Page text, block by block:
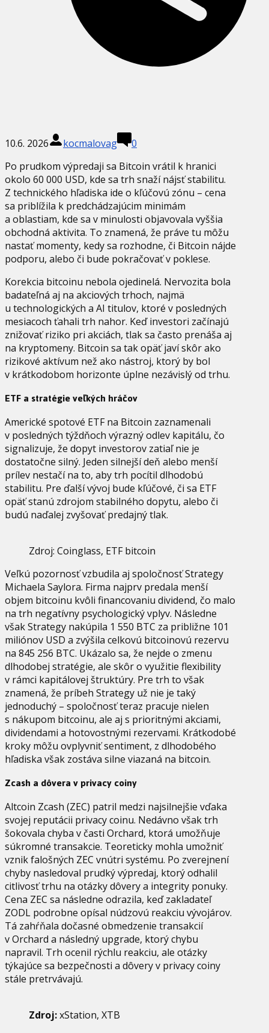
10.6. 2026 kocmalovag
0
Po prudkom výpredaji sa Bitcoin vrátil k hranici
okolo 60 000 USD, kde sa trh snaží nájsť stabilitu.
Z technického hľadiska ide o kľúčovú zónu – cena
sa priblížila k predchádzajúcim minimám
a oblastiam, kde sa v minulosti objavovala vyššia
obchodná aktivita. To znamená, že práve tu môžu
nastať momenty, kedy sa rozhodne, či Bitcoin nájde
podporu, alebo či bude pokračovať v poklese.
Korekcia bitcoinu nebola ojedinelá. Nervozita bola
badateľná aj na akciových trhoch, najmä
u technologických a AI titulov, ktoré v posledných
mesiacoch ťahali trh nahor. Keď investori začínajú
znižovať riziko pri akciách, tlak sa často prenáša aj
na kryptomeny. Bitcoin sa tak opäť javí skôr ako
rizikové aktívum než ako nástroj, ktorý by bol
v krátkodobom horizonte úplne nezávislý od trhu.
ETF a stratégie veľkých hráčov
Americké spotové ETF na Bitcoin zaznamenali
v posledných týždňoch výrazný odlev kapitálu, čo
signalizuje, že dopyt investorov zatiaľ nie je
dostatočne silný. Jeden silnejší deň alebo menší
prílev nestačí na to, aby trh pocítil dlhodobú
stabilitu. Pre ďalší vývoj bude kľúčové, či sa ETF
opäť stanú zdrojom stabilného dopytu, alebo či
budú naďalej zvyšovať predajný tlak.
Zdroj: Coinglass, ETF bitcoin
Veľkú pozornosť vzbudila aj spoločnosť Strategy
Michaela Saylora. Firma najprv predala menší
objem bitcoinu kvôli financovaniu dividend, čo malo
na trh negatívny psychologický vplyv. Následne
však Strategy nakúpila 1 550 BTC za približne 101
miliónov USD a zvýšila celkovú bitcoinovú rezervu
na 845 256 BTC. Ukázalo sa, že nejde o zmenu
dlhodobej stratégie, ale skôr o využitie flexibility
v rámci kapitálovej štruktúry. Pre trh to však
znamená, že príbeh Strategy už nie je taký
jednoduchý – spoločnosť teraz pracuje nielen
s nákupom bitcoinu, ale aj s prioritnými akciami,
dividendami a hotovostnými rezervami. Krátkodobé
kroky môžu ovplyvniť sentiment, z dlhodobého
hľadiska však zostáva silne viazaná na bitcoin.
Zcash a dôvera v privacy coiny
Altcoin Zcash (ZEC) patril medzi najsilnejšie vďaka
svojej reputácii privacy coinu. Nedávno však trh
šokovala chyba v časti Orchard, ktorá umožňuje
súkromné transakcie. Teoreticky mohla umožniť
vznik falošných ZEC vnútri systému. Po zverejnení
chyby nasledoval prudký výpredaj, ktorý odhalil
citlivosť trhu na otázky dôvery a integrity ponuky.
Cena ZEC sa následne odrazila, keď zakladateľ
ZODL podrobne opísal núdzovú reakciu vývojárov.
Tá zahŕňala dočasné obmedzenie transakcií
v Orchard a následný upgrade, ktorý chybu
napravil. Trh ocenil rýchlu reakciu, ale otázky
týkajúce sa bezpečnosti a dôvery v privacy coiny
stále pretrvávajú.
Zdroj:xStation, XTB